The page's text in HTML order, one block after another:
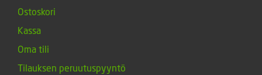
Ostoskori
Kassa
Oma tili
Tilauksen peruutuspyyntö